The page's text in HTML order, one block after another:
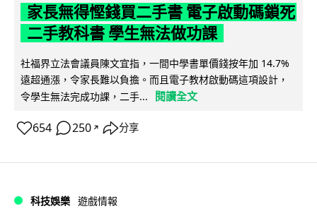
家長無得慳錢買二手書 電子啟動碼鎖死
二手教科書 學生無法做功課
社福界立法會議員陳文宜指，一間中學書單價錢按年加 14.7%
遠超通漲，令家長難以負擔。而且電子教材啟動碼這項設計，
令學生無法完成功課，二手...
閱讀全文
654 250 ↗ 分享
科技娛樂 遊戲情報